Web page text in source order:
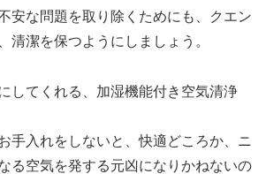
安な問題を取り除くためにも、クエン
清潔を保つようにしましょう。
してくれる、加湿機能付き空気清浄
手入れをしないと、快適どころか、ニ
る空気を発する元凶になりかねないの